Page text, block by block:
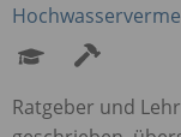
Ratgeber und